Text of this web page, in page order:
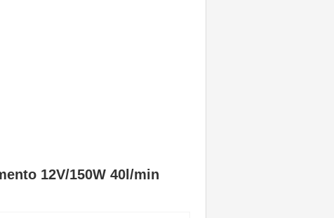
12V/150W 40l/min